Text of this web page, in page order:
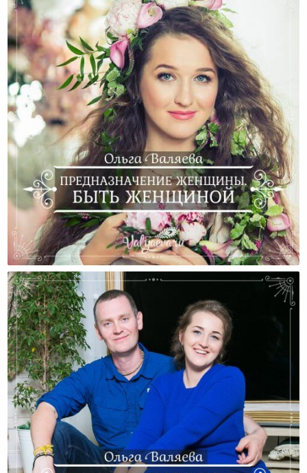
В Чем Состоит Главное Предназначение Женщины?